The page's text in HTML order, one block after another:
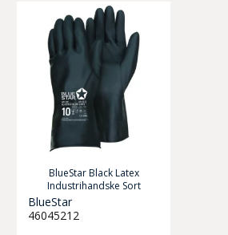
BlueStar Black Latex
Industrihandske Sort
BlueStar
46045212